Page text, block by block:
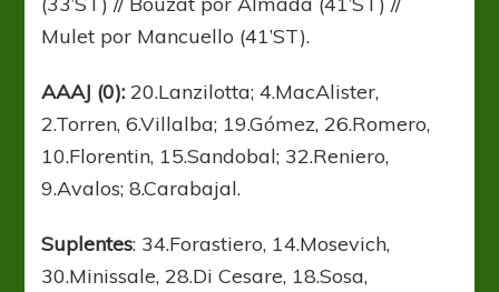
Mulet por Mancuello (41’ST).
AAAJ (0): 20.Lanzilotta; 4.MacAlister,
2.Torren, 6.Villalba; 19.Gómez, 26.Romero,
10.Florentin, 15.Sandobal; 32.Reniero,
9.Avalos; 8.Carabajal.
Suplentes: 34.Forastiero, 14.Mosevich,
30.Minissale, 28.Di Cesare, 18.Sosa,